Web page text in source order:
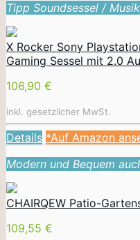
Tipp Soundsessel /
X Rocker Sony
Gaming Sessel mit 2.0
106,90 €
inkl. gesetzlicher MwSt.
Details *Auf Amazon
Modern und Bequem
CHAIRQEW Patio-
109,55 €